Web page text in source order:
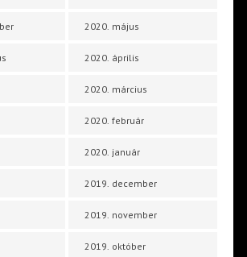
2020. május
2020. április
2020. március
2020. február
2020. január
2019. december
2019. november
2019. október